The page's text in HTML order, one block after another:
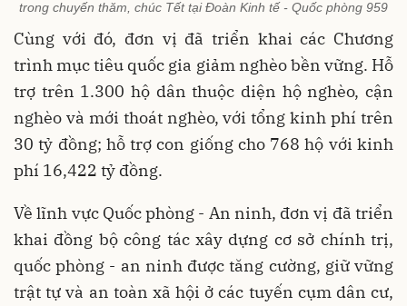
trong chuyến thăm, chúc Tết tại Đoàn Kinh tế - Quốc phòng 959
Cùng với đó, đơn vị đã triển khai các Chương
trình mục tiêu quốc gia giảm nghèo bền vững. Hỗ
trợ trên 1.300 hộ dân thuộc diện hộ nghèo, cận
nghèo và mới thoát nghèo, với tổng kinh phí trên
30 tỷ đồng; hỗ trợ con giống cho 768 hộ với kinh
phí 16,422 tỷ đồng.
Về lĩnh vực Quốc phòng - An ninh, đơn vị đã triển
khai đồng bộ công tác xây dựng cơ sở chính trị,
quốc phòng - an ninh được tăng cường, giữ vững
trật tự và an toàn xã hội ở các tuyến cụm dân cư,